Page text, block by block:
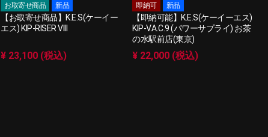
お取寄せ商品 新品
【お取寄せ商品】K.E.S(ケーイー
エス) KIP-RISER VIII
¥ 23,100 (税込)
即納可 新品
【即納可能】K.E.S(ケーイーエス)
KIP-V.A.C.9 (パワーサプライ) お茶
の水駅前店(東京)
¥ 22,000 (税込)